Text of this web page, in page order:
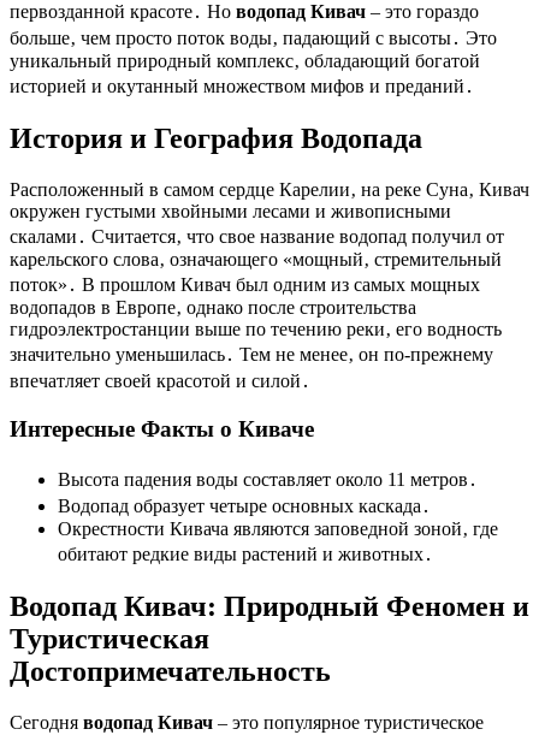
первозданной красоте․ Но водопад Кивач – это гораздо
больше‚ чем просто поток воды‚ падающий с высоты․ Это
уникальный природный комплекс‚ обладающий богатой
историей и окутанный множеством мифов и преданий․
История и География Водопада
Расположенный в самом сердце Карелии‚ на реке Суна‚ Кивач
окружен густыми хвойными лесами и живописными
скалами․ Считается‚ что свое название водопад получил от
карельского слова‚ означающего «мощный‚ стремительный
поток»․ В прошлом Кивач был одним из самых мощных
водопадов в Европе‚ однако после строительства
гидроэлектростанции выше по течению реки‚ его водность
значительно уменьшилась․ Тем не менее‚ он по-прежнему
впечатляет своей красотой и силой․
Интересные Факты о Киваче
Высота падения воды составляет около 11 метров․
Водопад образует четыре основных каскада․
Окрестности Кивача являются заповедной зоной‚ где
обитают редкие виды растений и животных․
Водопад Кивач: Природный Феномен и
Туристическая
Достопримечательность
Сегодня водопад Кивач – это популярное туристическое